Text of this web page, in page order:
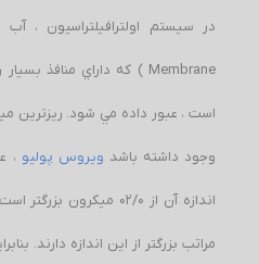
است ، عبور داده مي شود. ريزترين
وجود داشته باشدويروس پوليو ، عامل
اندازه آن از 02/0 ميكرون
مراتب بزرگتر از اين اندازه دارند.